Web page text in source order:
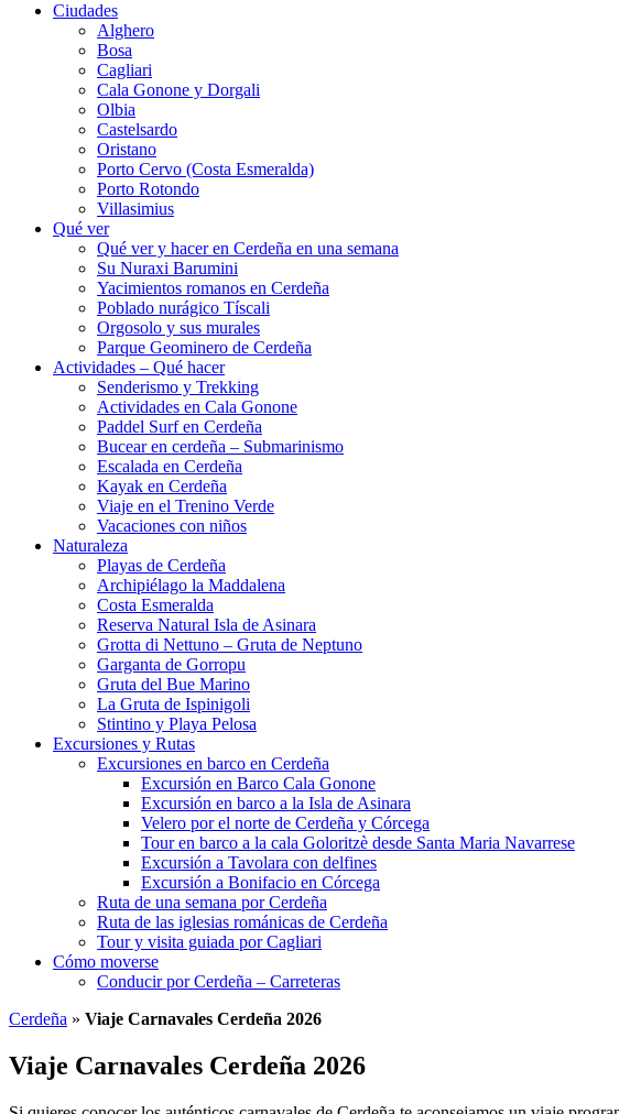
Ciudades
Alghero
Bosa
Cagliari
Cala Gonone y Dorgali
Olbia
Castelsardo
Oristano
Porto Cervo (Costa Esmeralda)
Porto Rotondo
Villasimius
Qué ver
Qué ver y hacer en Cerdeña en una semana
Su Nuraxi Barumini
Yacimientos romanos en Cerdeña
Poblado nurágico Tíscali
Orgosolo y sus murales
Parque Geominero de Cerdeña
Actividades – Qué hacer
Senderismo y Trekking
Actividades en Cala Gonone
Paddel Surf en Cerdeña
Bucear en cerdeña – Submarinismo
Escalada en Cerdeña
Kayak en Cerdeña
Viaje en el Trenino Verde
Vacaciones con niños
Naturaleza
Playas de Cerdeña
Archipiélago la Maddalena
Costa Esmeralda
Reserva Natural Isla de Asinara
Grotta di Nettuno – Gruta de Neptuno
Garganta de Gorropu
Gruta del Bue Marino
La Gruta de Ispinigoli
Stintino y Playa Pelosa
Excursiones y Rutas
Excursiones en barco en Cerdeña
Excursión en Barco Cala Gonone
Excursión en barco a la Isla de Asinara
Velero por el norte de Cerdeña y Córcega
Tour en barco a la cala Goloritzè desde Santa Maria Navarrese
Excursión a Tavolara con delfines
Excursión a Bonifacio en Córcega
Ruta de una semana por Cerdeña
Ruta de las iglesias románicas de Cerdeña
Tour y visita guiada por Cagliari
Cómo moverse
Conducir por Cerdeña – Carreteras
Cerdeña » Viaje Carnavales Cerdeña 2026
Viaje Carnavales Cerdeña 2026